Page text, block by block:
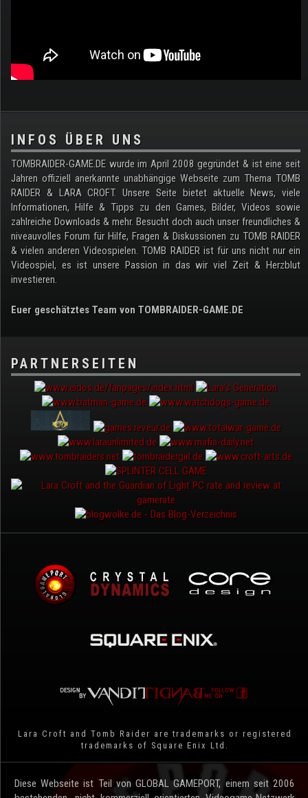
.
INFOS ÜBER UNS
TOMBRAIDER-GAME.DE wurde im April 2008 gegründet & ist eine seit
Jahren offiziell anerkannte unabhängige Webseite zum Thema TOMB
RAIDER & LARA CROFT. Unsere Seite bietet aktuelle News, viele
Informationen, Hilfe & Tipps zu den Games, Bilder, Videos sowie
zahlreiche Downloads & mehr. Besucht doch auch unser freundliches &
niveauvolles Forum für Hilfe, Fragen & Diskussionen zu TOMB RAIDER
& vielen anderen Videospielen. TOMB RAIDER ist für uns nicht nur ein
Videospiel, es ist unsere Passion in das wir viel Zeit & Herzblut
investieren.
Euer geschätztes Team von TOMBRAIDER-GAME.DE
PARTNERSEITEN
Lara Croft and Tomb Raider are trademarks or registered
trademarks of Square Enix Ltd.
Diese Webseite ist Teil von GLOBAL GAMEPORT, einem seit 2006